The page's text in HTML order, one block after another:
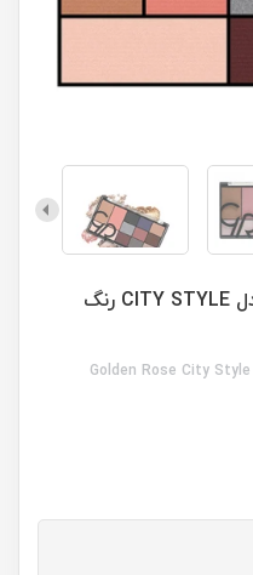
پالت چشم و صورت گلدن رز مدل CITY STYLE رنگ
Golden Rose City